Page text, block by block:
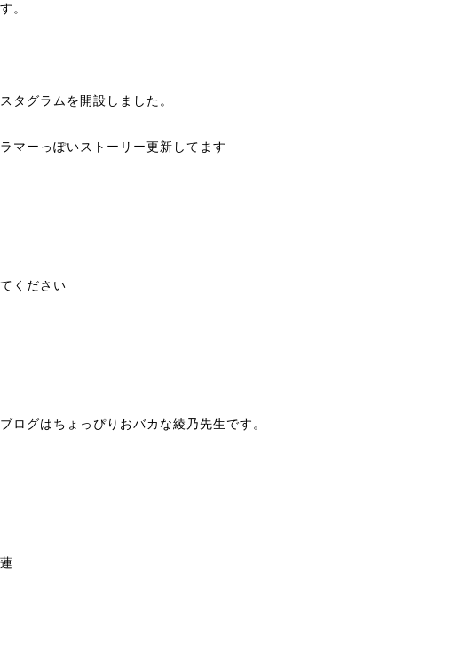
。
タグラムを開設しました。
マーっぽいストーリー更新してます
ください
ログはちょっぴりおバカな綾乃先生です。